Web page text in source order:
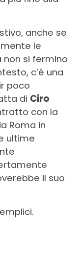
anche se
le
si fermino
c’è una
poco
di Ciro
con la
Roma in
ultime
il suo